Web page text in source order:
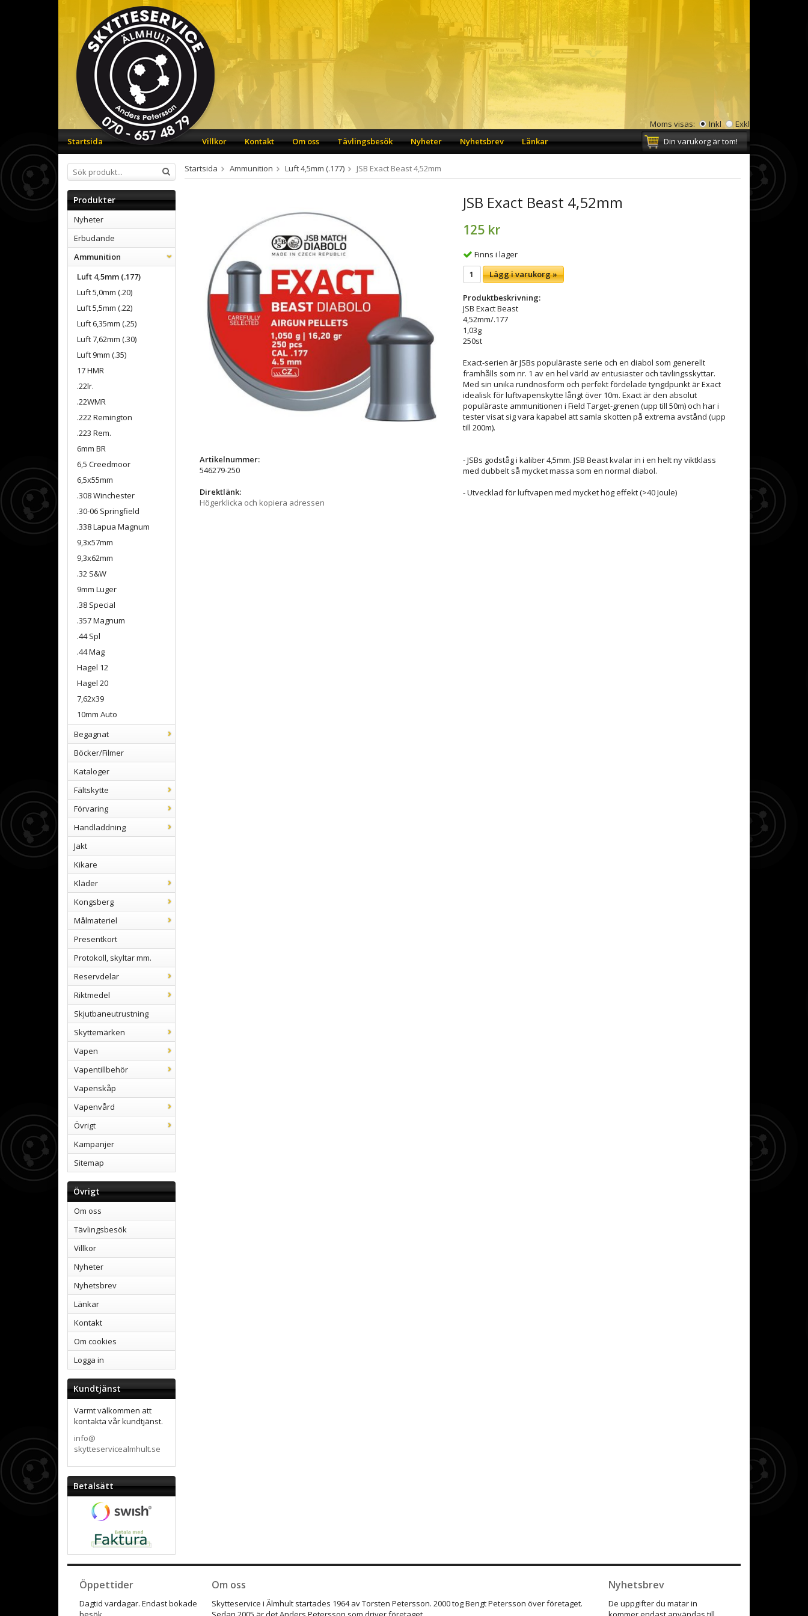
Moms visas: Inkl
Exkl
Startsida
Villkor Kontakt Om oss Tävlingsbesök Nyheter Nyhetsbrev Länkar Din varukorg är tom!
Produkter
Nyheter
Erbudande
Ammunition
Luft 4,5mm (.177)
Luft 5,0mm (.20)
Luft 5,5mm (.22)
Luft 6,35mm (.25)
Luft 7,62mm (.30)
Luft 9mm (.35)
17 HMR
.22lr.
.22WMR
.222 Remington
.223 Rem.
6mm BR
6,5 Creedmoor
6,5x55mm
.308 Winchester
.30-06 Springfield
.338 Lapua Magnum
9,3x57mm
9,3x62mm
.32 S&W
9mm Luger
.38 Special
.357 Magnum
.44 Spl
.44 Mag
Hagel 12
Hagel 20
7,62x39
10mm Auto
Begagnat
Böcker/Filmer
Kataloger
Fältskytte
Förvaring
Handladdning
Jakt
Kikare
Kläder
Kongsberg
Målmateriel
Presentkort
Protokoll, skyltar mm.
Reservdelar
Riktmedel
Skjutbaneutrustning
Skyttemärken
Vapen
Vapentillbehör
Vapenskåp
Vapenvård
Övrigt
Kampanjer
Sitemap
Övrigt
Om oss
Tävlingsbesök
Villkor
Nyheter
Nyhetsbrev
Länkar
Kontakt
Om cookies
Logga in
Kundtjänst
Varmt välkommen att
kontakta vår kundtjänst.
info@
skytteservicealmhult.se
Betalsätt
Startsida Ammunition Luft 4,5mm (.177) JSB Exact Beast 4,52mm
JSB Exact Beast 4,52mm
125 kr
Finns i lager
Lägg i varukorg »
Produktbeskrivning:
JSB Exact Beast
4,52mm/.177
1,03g
250st
Exact-serien är JSBs populäraste serie och en diabol som generellt
framhålls som nr. 1 av en hel värld av entusiaster och tävlingsskyttar.
Med sin unika rundnosform och perfekt fördelade tyngdpunkt är Exact
idealisk för luftvapenskytte långt över 10m. Exact är den absolut
populäraste ammunitionen i Field Target-grenen (upp till 50m) och har i
tester visat sig vara kapabel att samla skotten på extrema avstånd (upp
till 200m).
- JSBs godståg i kaliber 4,5mm. JSB Beast kvalar in i en helt ny viktklass
med dubbelt så mycket massa som en normal diabol.
- Utvecklad för luftvapen med mycket hög effekt (>40 Joule)
Artikelnummer:
546279-250
Direktlänk:
Högerklicka och kopiera adressen
Öppettider
Dagtid vardagar. Endast bokade
Nyhetsbrev
De uppgifter du matar in
Om oss
Skytteservice i Älmhult startades 1964 av Torsten Petersson. 2000 tog Bengt Petersson över företaget.